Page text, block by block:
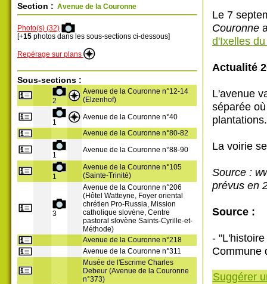
Section : Avenue de la Couronne
Photo(s) (32)
[+15 photos dans les sous-sections ci-dessous]
Repérage sur plans
Sous-sections :
2
Avenue de la Couronne n°12-14
(Elzenhof)
1
Avenue de la Couronne n°40
Avenue de la Couronne n°80-82
1
Avenue de la Couronne n°88-90
1
Avenue de la Couronne n°105
(Sainte-Trinité)
3
Avenue de la Couronne n°206
(Hôtel Watteyne, Foyer oriental
chrétien Pro-Russia, Mission
catholique slovène, Centre
pastoral slovène Saints-Cyrille-et-
Méthode)
Avenue de la Couronne n°218
Avenue de la Couronne n°311
Musée de l'Escrime Charles
Debeur (Avenue de la Couronne
n°373)
Le 7
Couronne
d'Ixelles
Actualité
L'avenue
séparée
plantations.
La voirie
Source :
prévus en
Source :
-
Commune
Suggérer